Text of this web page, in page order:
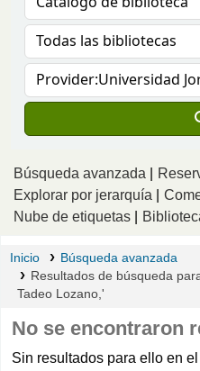
Búsqueda avanzada
Explorar por jerarquía
Nube de etiquetas
Inicio
Búsqueda avanzada
Resultados de búsqueda
Tadeo Lozano,'
No se encontraron
Sin resultados para ello en